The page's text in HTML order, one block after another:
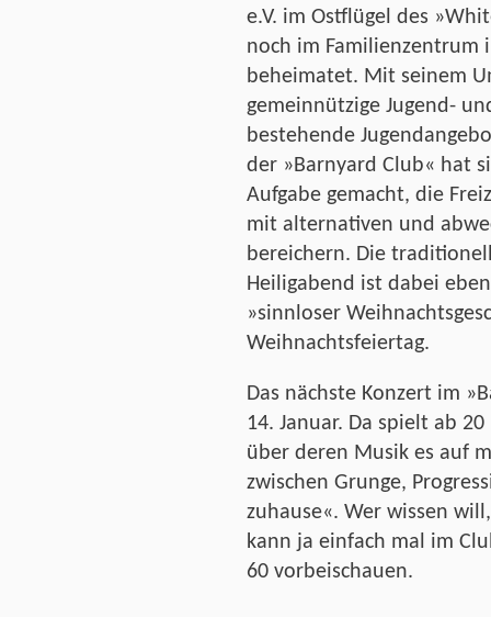
e.V. im Ostflügel des
noch im Familienzentrum
beheimatet. Mit seinem
gemeinnützige Jugend-
bestehende
der »Barnyard Club« hat
Aufgabe gemacht, die
mit alternativen und
bereichern. Die
Heiligabend ist dabei
»sinnloser
Weihnachtsfeiertag.
Das nächste Konzert im
14. Januar. Da spielt ab
über deren Musik es auf
zwischen Grunge,
zuhause«. Wer wissen
kann ja einfach mal im
60 vorbeischauen.